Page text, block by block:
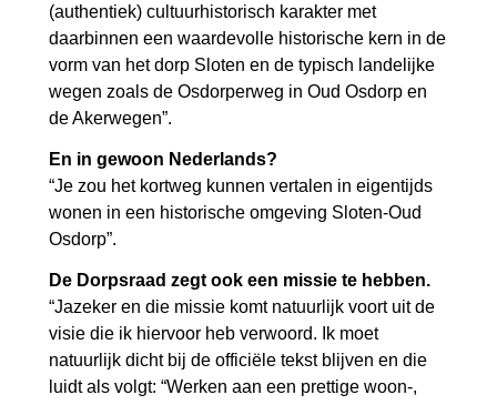
(authentiek) cultuurhistorisch karakter met
daarbinnen een waardevolle historische kern in de
vorm van het dorp Sloten en de typisch landelijke
wegen zoals de Osdorperweg in Oud Osdorp en
de Akerwegen”.
En in gewoon Nederlands?
“Je zou het kortweg kunnen vertalen in eigentijds
wonen in een historische omgeving Sloten-Oud
Osdorp”.
De Dorpsraad zegt ook een missie te hebben.
“Jazeker en die missie komt natuurlijk voort uit de
visie die ik hiervoor heb verwoord. Ik moet
natuurlijk dicht bij de officiële tekst blijven en die
luidt als volgt: “Werken aan een prettige woon-,